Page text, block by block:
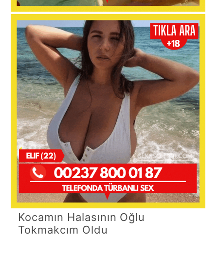
Kocamın Halasının Oğlu
Tokmakcım Oldu